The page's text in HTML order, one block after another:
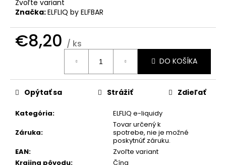
Zvoľte variant
Značka:ELFLIQ by ELFBAR
€8,20 / ks
DO KOŠÍKA
Kategória:
ELFLIQ e-liquidy
Záruka:
Tovar určený k
spotrebe, nie je možné
poskytnúť záruku.
EAN:
Zvoľte variant
Krajina pôvodu:
Čína
Opýtať sa Strážiť Zdieľať
p
r
ú
m
e
GREATEST
DRY
MG
WHITE